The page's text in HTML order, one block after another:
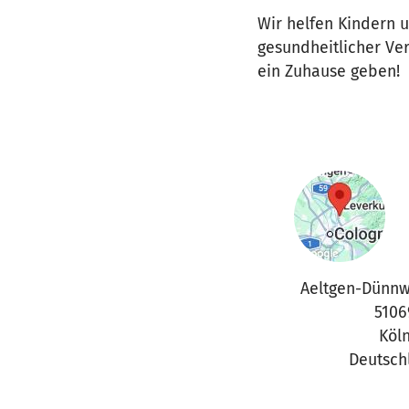
Wir helfen Kindern
gesundheitlicher
ein Zuhause geben!
Aeltgen-
Köln